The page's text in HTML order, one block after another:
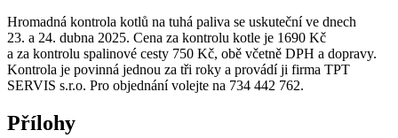
Hromadná kontrola kotlů na tuhá paliva se uskuteční ve dnech
23. a 24. dubna 2025. Cena za kontrolu kotle je 1690 Kč
a za kontrolu spalinové cesty 750 Kč, obě včetně DPH a dopravy.
Kontrola je povinná jednou za tři roky a provádí ji firma TPT
SERVIS s.r.o. Pro objednání volejte na 734 442 762.
Přílohy